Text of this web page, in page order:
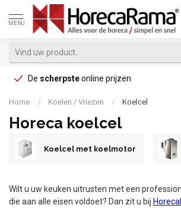
MENU
De scherpsteonline prijzen
Home / Koelen / Vriezen / Koelcel
Horeca koelcel
Koelcel met koelmotor
Wilt u uw keuken uitrusten met een
die aan alle eisen voldoet? Dan zit u bij